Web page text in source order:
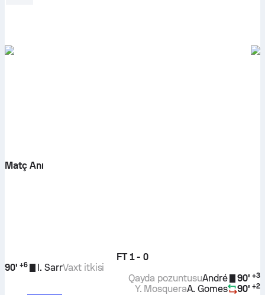
Matç Anı
FT 1 - 0
90' +6 I. SarrVaxt itkisi
90' +3
André
Qayda pozuntusu
90' +2
A. Gomes
Y. Mosquera